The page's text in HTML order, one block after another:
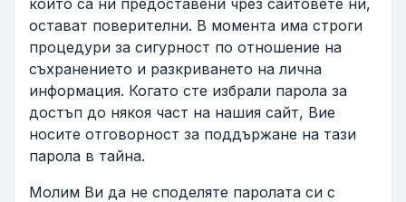
които са ни предоставени чрез сайтовете ни,
остават поверителни. В момента има строги
процедури за сигурност по отношение на
съхранението и разкриването на лична
информация. Когато сте избрали парола за
достъп до някоя част на нашия сайт, Вие
носите отговорност за поддържане на тази
парола в тайна.
Mолим Ви да не споделяте паролата си с